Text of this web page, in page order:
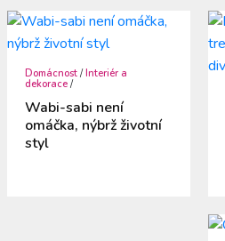
Domácnost /Interiér a
dekorace /
Wabi-sabi není
omáčka, nýbrž životní
styl